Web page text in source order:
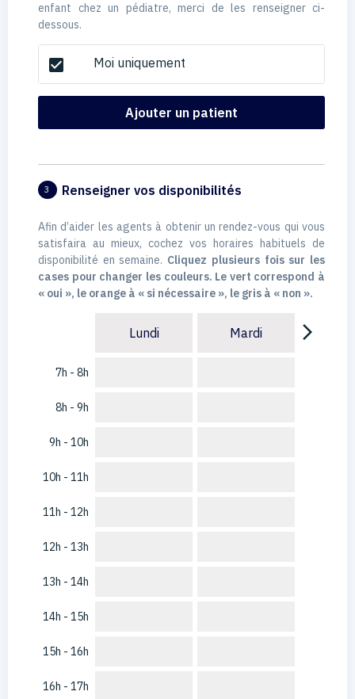
enfant chez un pédiatre, merci de les renseigner ci-
dessous.
check_box Moi uniquement
Ajouter un patient
3 Renseigner vos disponibilités
Afin d’aider les agents à obtenir un rendez-vous qui vous
satisfaira au mieux, cochez vos horaires habituels de
disponibilité en semaine. Cliquez plusieurs fois sur les
cases pour changer les couleurs. Le vert correspond à
« oui », le orange à « si nécessaire », le gris à « non ».
7h - 8h
8h - 9h
9h - 10h
10h - 11h
11h - 12h
12h - 13h
13h - 14h
14h - 15h
15h - 16h
16h - 17h
Lundi Mardi arrow_forward_ios